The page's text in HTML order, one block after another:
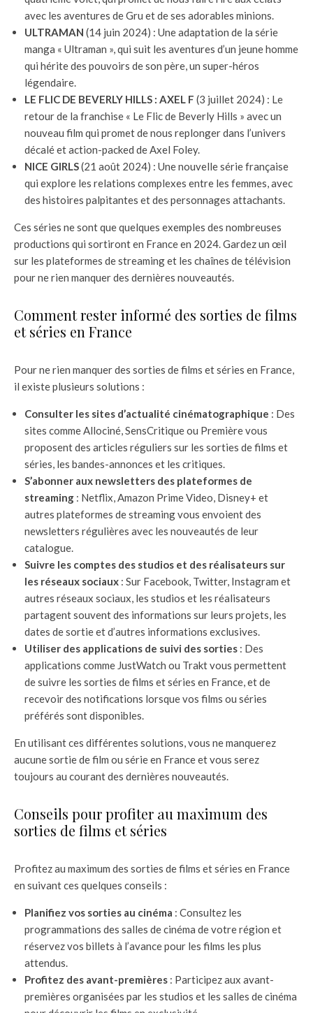
avec les aventures de Gru et de ses adorables minions.
ULTRAMAN (14 juin 2024) : Une adaptation de la série
manga « Ultraman », qui suit les aventures d’un jeune homme
qui hérite des pouvoirs de son père, un super-héros
légendaire.
LE FLIC DE BEVERLY HILLS : AXEL F (3 juillet 2024) : Le
retour de la franchise « Le Flic de Beverly Hills » avec un
nouveau film qui promet de nous replonger dans l’univers
décalé et action-packed de Axel Foley.
NICE GIRLS(21 août 2024) : Une nouvelle série française
qui explore les relations complexes entre les femmes, avec
des histoires palpitantes et des personnages attachants.
Ces séries ne sont que quelques exemples des nombreuses
productions qui sortiront en France en 2024. Gardez un œil
sur les plateformes de streaming et les chaînes de télévision
pour ne rien manquer des dernières nouveautés.
Comment rester informé des sorties de films
et séries en France
Pour ne rien manquer des sorties de films et séries en France,
il existe plusieurs solutions :
Consulter les sites d’actualité cinématographique : Des
sites comme Allociné, SensCritique ou Première vous
proposent des articles réguliers sur les sorties de films et
séries, les bandes-annonces et les critiques.
S’abonner aux newsletters des plateformes de
streaming : Netflix, Amazon Prime Video, Disney+ et
autres plateformes de streaming vous envoient des
newsletters régulières avec les nouveautés de leur
catalogue.
Suivre les comptes des studios et des réalisateurs sur
les réseaux sociaux : Sur Facebook, Twitter, Instagram et
autres réseaux sociaux, les studios et les réalisateurs
partagent souvent des informations sur leurs projets, les
dates de sortie et d’autres informations exclusives.
Utiliser des applications de suivi des sorties : Des
applications comme JustWatch ou Trakt vous permettent
de suivre les sorties de films et séries en France, et de
recevoir des notifications lorsque vos films ou séries
préférés sont disponibles.
En utilisant ces différentes solutions, vous ne manquerez
aucune sortie de film ou série en France et vous serez
toujours au courant des dernières nouveautés.
Conseils pour profiter au maximum des
sorties de films et séries
Profitez au maximum des sorties de films et séries en France
en suivant ces quelques conseils :
Planifiez vos sorties au cinéma : Consultez les
programmations des salles de cinéma de votre région et
réservez vos billets à l’avance pour les films les plus
attendus.
Profitez des avant-premières : Participez aux avant-
premières organisées par les studios et les salles de cinéma